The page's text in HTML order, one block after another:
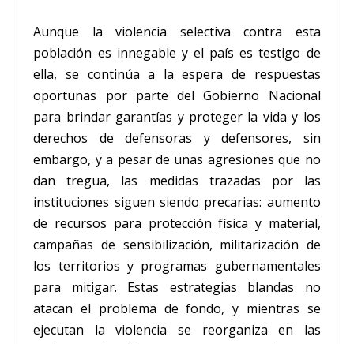
Aunque la violencia selectiva contra esta
población es innegable y el país es testigo de
ella, se continúa a la espera de respuestas
oportunas por parte del Gobierno Nacional
para brindar garantías y proteger la vida y los
derechos de defensoras y defensores, sin
embargo, y a pesar de unas agresiones que no
dan tregua, las medidas trazadas por las
instituciones siguen siendo precarias: aumento
de recursos para protección física y material,
campañas de sensibilización, militarización de
los territorios y programas gubernamentales
para mitigar. Estas estrategias blandas no
atacan el problema de fondo, y mientras se
ejecutan la violencia se reorganiza en las